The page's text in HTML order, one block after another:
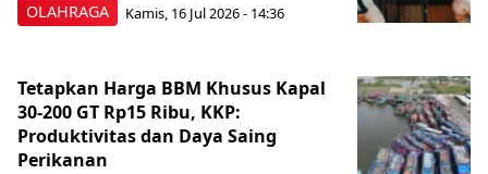
OLAHRAGA Kamis, 16 Jul 2026 - 14:36
Tetapkan Harga BBM Khusus Kapal
30-200 GT Rp15 Ribu, KKP:
Produktivitas dan Daya Saing
Perikanan